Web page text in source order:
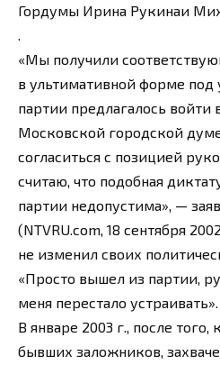
Гордумы Ирина Рукинаи
.
«Мы получили
в ультимативной форме под
партии предлагалось войти
Московской городской
согласиться с позицией
считаю, что подобная
партии недопустима», —
(NTVRU.com, 18 сентября
не изменил своих
«Просто вышел из партии,
меня перестало
В январе 2003 г., после
бывших заложников,